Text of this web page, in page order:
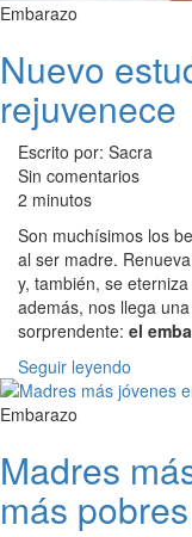
Embarazo
Nuevo
rejuvenece
Escrito por: Sacra
Sin comentarios
2 minutos
Son muchísimos los
al ser madre.
y, también, se
además, nos llega
sorprendente: el
Seguir leyendo
Embarazo
Madres
más pobres